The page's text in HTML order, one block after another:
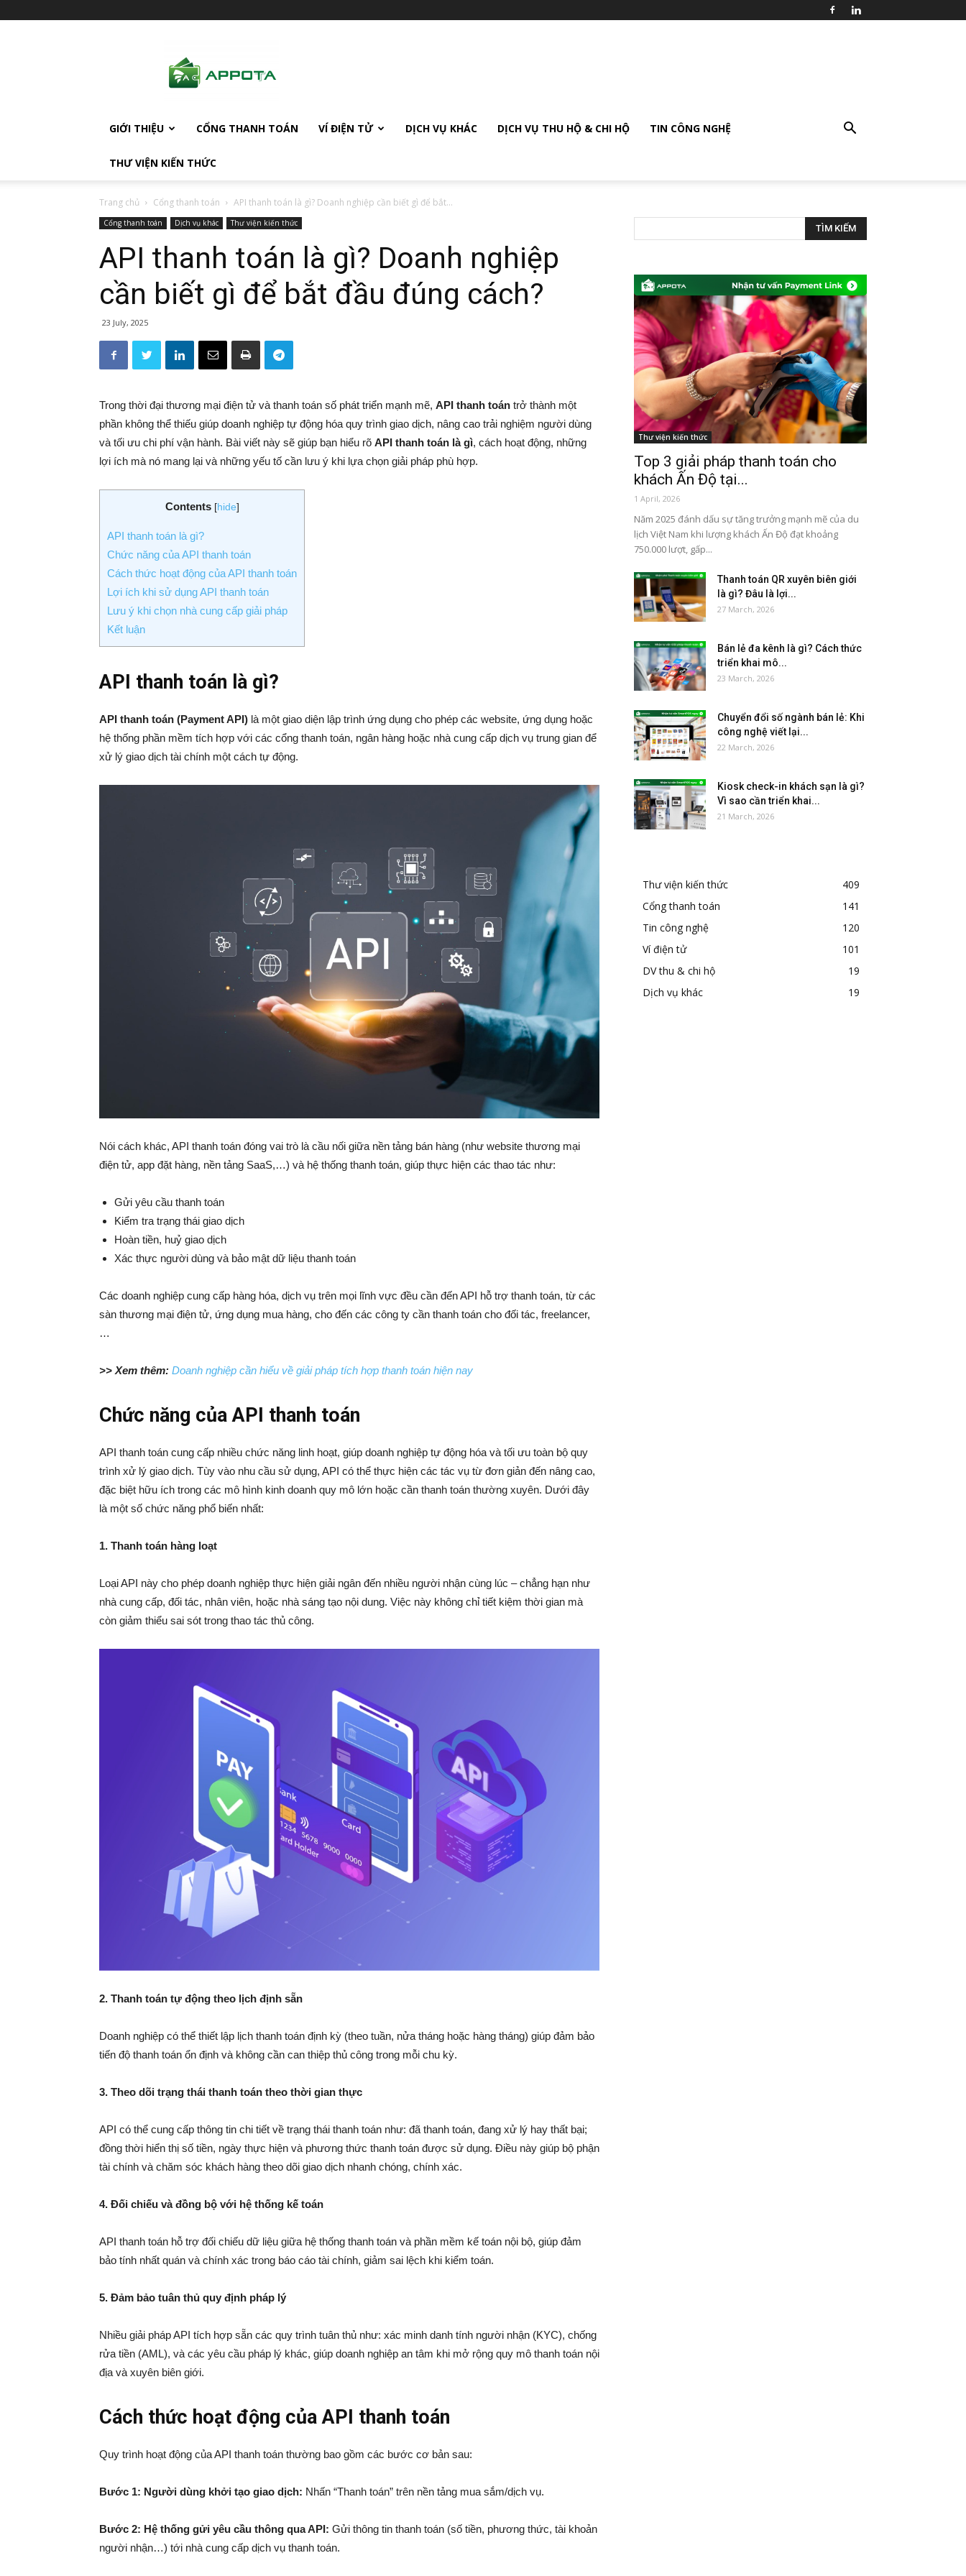
GIỚI THIỆU CỔNG THANH TOÁN VÍ ĐIỆN TỬ DỊCH VỤ KHÁC DỊCH VỤ THU HỘ & CHI HỘ TIN CÔNG NGHỆ
THƯ VIỆN KIẾN THỨC
Trang chủ Cổng thanh toán API thanh toán là gì? Doanh nghiệp cần biết gì để bắt...
Cổng thanh toán Dịch vụ khác Thư viện kiến thức
API thanh toán là gì? Doanh nghiệp
cần biết gì để bắt đầu đúng cách?
23 July, 2025
Trong thời đại thương mại điện tử và thanh toán số phát triển mạnh mẽ, API thanh toán trở thành một
phần không thể thiếu giúp doanh nghiệp tự động hóa quy trình giao dịch, nâng cao trải nghiệm người dùng
và tối ưu chi phí vận hành. Bài viết này sẽ giúp bạn hiểu rõ API thanh toán là gì, cách hoạt động, những
lợi ích mà nó mang lại và những yếu tố cần lưu ý khi lựa chọn giải pháp phù hợp.
Contents [hide]
API thanh toán là gì?
Chức năng của API thanh toán
Cách thức hoạt động của API thanh toán
Lợi ích khi sử dụng API thanh toán
Lưu ý khi chọn nhà cung cấp giải pháp
Kết luận
API thanh toán là gì?
API thanh toán (Payment API) là một giao diện lập trình ứng dụng cho phép các website, ứng dụng hoặc
hệ thống phần mềm tích hợp với các cổng thanh toán, ngân hàng hoặc nhà cung cấp dịch vụ trung gian để
xử lý giao dịch tài chính một cách tự động.
Nói cách khác, API thanh toán đóng vai trò là cầu nối giữa nền tảng bán hàng (như website thương mại
điện tử, app đặt hàng, nền tảng SaaS,…) và hệ thống thanh toán, giúp thực hiện các thao tác như:
Gửi yêu cầu thanh toán
Kiểm tra trạng thái giao dịch
Hoàn tiền, huỷ giao dịch
Xác thực người dùng và bảo mật dữ liệu thanh toán
Các doanh nghiệp cung cấp hàng hóa, dịch vụ trên mọi lĩnh vực đều cần đến API hỗ trợ thanh toán, từ các
sàn thương mại điện tử, ứng dụng mua hàng, cho đến các công ty cần thanh toán cho đối tác, freelancer,
…
>> Xem thêm: Doanh nghiệp cần hiểu về giải pháp tích hợp thanh toán hiện nay
Chức năng của API thanh toán
API thanh toán cung cấp nhiều chức năng linh hoạt, giúp doanh nghiệp tự động hóa và tối ưu toàn bộ quy
trình xử lý giao dịch. Tùy vào nhu cầu sử dụng, API có thể thực hiện các tác vụ từ đơn giản đến nâng cao,
đặc biệt hữu ích trong các mô hình kinh doanh quy mô lớn hoặc cần thanh toán thường xuyên. Dưới đây
là một số chức năng phổ biến nhất:
1. Thanh toán hàng loạt
Loại API này cho phép doanh nghiệp thực hiện giải ngân đến nhiều người nhận cùng lúc – chẳng hạn như
nhà cung cấp, đối tác, nhân viên, hoặc nhà sáng tạo nội dung. Việc này không chỉ tiết kiệm thời gian mà
còn giảm thiểu sai sót trong thao tác thủ công.
2. Thanh toán tự động theo lịch định sẵn
Doanh nghiệp có thể thiết lập lịch thanh toán định kỳ (theo tuần, nửa tháng hoặc hàng tháng) giúp đảm bảo
tiến độ thanh toán ổn định và không cần can thiệp thủ công trong mỗi chu kỳ.
3. Theo dõi trạng thái thanh toán theo thời gian thực
API có thể cung cấp thông tin chi tiết về trạng thái thanh toán như: đã thanh toán, đang xử lý hay thất bại;
đồng thời hiển thị số tiền, ngày thực hiện và phương thức thanh toán được sử dụng. Điều này giúp bộ phận
tài chính và chăm sóc khách hàng theo dõi giao dịch nhanh chóng, chính xác.
4. Đối chiếu và đồng bộ với hệ thống kế toán
API thanh toán hỗ trợ đối chiếu dữ liệu giữa hệ thống thanh toán và phần mềm kế toán nội bộ, giúp đảm
bảo tính nhất quán và chính xác trong báo cáo tài chính, giảm sai lệch khi kiểm toán.
5. Đảm bảo tuân thủ quy định pháp lý
Nhiều giải pháp API tích hợp sẵn các quy trình tuân thủ như: xác minh danh tính người nhận (KYC), chống
rửa tiền (AML), và các yêu cầu pháp lý khác, giúp doanh nghiệp an tâm khi mở rộng quy mô thanh toán nội
địa và xuyên biên giới.
Cách thức hoạt động của API thanh toán
Quy trình hoạt động của API thanh toán thường bao gồm các bước cơ bản sau:
Bước 1: Người dùng khởi tạo giao dịch: Nhấn “Thanh toán” trên nền tảng mua sắm/dịch vụ.
Bước 2: Hệ thống gửi yêu cầu thông qua API: Gửi thông tin thanh toán (số tiền, phương thức, tài khoản
người nhận…) tới nhà cung cấp dịch vụ thanh toán.
Thư viện kiến thức
Top 3 giải pháp thanh toán cho
khách Ấn Độ tại...
1 April, 2026
Năm 2025 đánh dấu sự tăng trưởng mạnh mẽ của du
lịch Việt Nam khi lượng khách Ấn Độ đạt khoảng
750.000 lượt, gấp...
Thanh toán QR xuyên biên giới
là gì? Đâu là lợi...
27 March, 2026
Bán lẻ đa kênh là gì? Cách thức
triển khai mô...
23 March, 2026
Chuyển đổi số ngành bán lẻ: Khi
công nghệ viết lại...
22 March, 2026
Kiosk check-in khách sạn là gì?
Vì sao cần triển khai...
21 March, 2026
Thư viện kiến thức
409
Cổng thanh toán
141
Tin công nghệ
120
Ví điện tử
101
DV thu & chi hộ
19
Dịch vụ khác
19